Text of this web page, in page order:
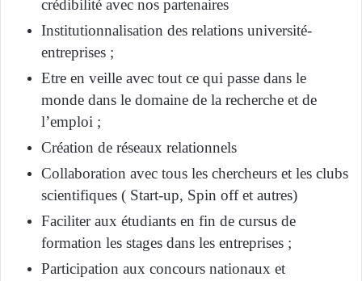
crédibilité avec nos partenaires
Institutionnalisation des relations université-
entreprises ;
Etre en veille avec tout ce qui passe dans le
monde dans le domaine de la recherche et de
l’emploi ;
Création de réseaux relationnels
Collaboration avec tous les chercheurs et les clubs
scientifiques ( Start-up, Spin off et autres)
Faciliter aux étudiants en fin de cursus de
formation les stages dans les entreprises ;
Participation aux concours nationaux et